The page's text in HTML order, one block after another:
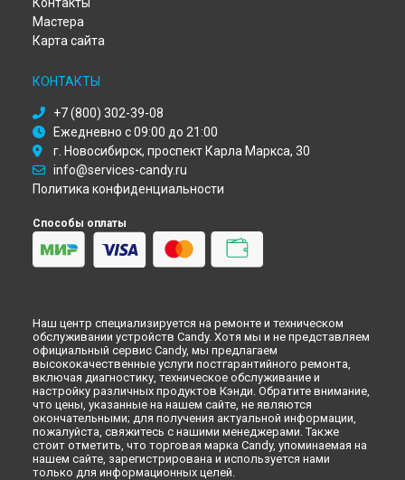
Ремонт посудомоечной машины CDI 2DS523 Candy в
Тюмени
Ремонт посудомоечной машины CDI 2DS523 Candy в
Ремонт посудомоечной машины CDI 2DS523 Candy в
Ремонт посудомоечной машины CDI 2DS523 Candy в
Ремонт посудомоечной машины CDI 2DS523 Candy в
Красноярске
Ремонт посудомоечной машины CDI 2DS523 Candy в
Ремонт посудомоечной машины CDI 2DS523 Candy в
Ремонт посудомоечной машины CDI 2DS523 Candy в
Кирове
Ремонт посудомоечной машины CDI 2DS523 Candy в
Кемерово
Ремонт посудомоечной машины CDI 2DS523 Candy в
Новокузнецке
Ремонт посудомоечной машины CDI 2DS523 Candy в
Ремонт посудомоечной машины CDI 2DS523 Candy в
Астрахани
Ремонт посудомоечной машины CDI 2DS523 Candy в
Набережных Челнах
Ремонт посудомоечной машины CDI 2DS523 Candy в
Мастера
Карта сайта
КОНТАКТЫ
+7 (800) 302-39-08
Ежедневно с 09:00 до 21:00
г. Новосибирск, проспект Карла Маркса, 30
info@services-candy.ru
Политика конфиденциальности
Способы оплаты
Наш центр специализируется на ремонте и техническом
обслуживании устройств Candy. Хотя мы и не представляем
официальный сервис Candy, мы предлагаем
высококачественные услуги постгарантийного ремонта,
включая диагностику, техническое обслуживание и
настройку различных продуктов Кэнди. Обратите внимание,
что цены, указанные на нашем сайте, не являются
окончательными; для получения актуальной информации,
пожалуйста, свяжитесь с нашими менеджерами. Также
стоит отметить, что торговая марка Candy, упоминаемая на
нашем сайте, зарегистрирована и используется нами
только для информационных целей.